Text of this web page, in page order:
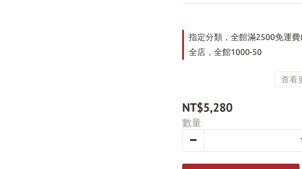
指定分類，全館滿2500免運
全店，全館1000-50
查看
NT$5,280
數量